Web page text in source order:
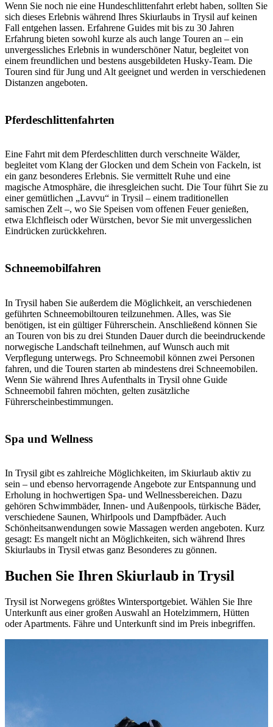
Wenn Sie noch nie eine Hundeschlittenfahrt erlebt haben, sollten Sie
sich dieses Erlebnis während Ihres Skiurlaubs in Trysil auf keinen
Fall entgehen lassen. Erfahrene Guides mit bis zu 30 Jahren
Erfahrung bieten sowohl kurze als auch lange Touren an – ein
unvergessliches Erlebnis in wunderschöner Natur, begleitet von
einem freundlichen und bestens ausgebildeten Husky-Team. Die
Touren sind für Jung und Alt geeignet und werden in verschiedenen
Distanzen angeboten.
Pferdeschlittenfahrten
Eine Fahrt mit dem Pferdeschlitten durch verschneite Wälder,
begleitet vom Klang der Glocken und dem Schein von Fackeln, ist
ein ganz besonderes Erlebnis. Sie vermittelt Ruhe und eine
magische Atmosphäre, die ihresgleichen sucht. Die Tour führt Sie zu
einer gemütlichen „Lavvu“ in Trysil – einem traditionellen
samischen Zelt –, wo Sie Speisen vom offenen Feuer genießen,
etwa Elchfleisch oder Würstchen, bevor Sie mit unvergesslichen
Eindrücken zurückkehren.
Schneemobilfahren
In Trysil haben Sie außerdem die Möglichkeit, an verschiedenen
geführten Schneemobiltouren teilzunehmen. Alles, was Sie
benötigen, ist ein gültiger Führerschein. Anschließend können Sie
an Touren von bis zu drei Stunden Dauer durch die beeindruckende
norwegische Landschaft teilnehmen, auf Wunsch auch mit
Verpflegung unterwegs. Pro Schneemobil können zwei Personen
fahren, und die Touren starten ab mindestens drei Schneemobilen.
Wenn Sie während Ihres Aufenthalts in Trysil ohne Guide
Schneemobil fahren möchten, gelten zusätzliche
Führerscheinbestimmungen.
Spa und Wellness
In Trysil gibt es zahlreiche Möglichkeiten, im Skiurlaub aktiv zu
sein – und ebenso hervorragende Angebote zur Entspannung und
Erholung in hochwertigen Spa- und Wellnessbereichen. Dazu
gehören Schwimmbäder, Innen- und Außenpools, türkische Bäder,
verschiedene Saunen, Whirlpools und Dampfbäder. Auch
Schönheitsanwendungen sowie Massagen werden angeboten. Kurz
gesagt: Es mangelt nicht an Möglichkeiten, sich während Ihres
Skiurlaubs in Trysil etwas ganz Besonderes zu gönnen.
Buchen Sie Ihren Skiurlaub in Trysil
Trysil ist Norwegens größtes Wintersportgebiet. Wählen Sie Ihre
Unterkunft aus einer großen Auswahl an Hotelzimmern, Hütten
oder Apartments. Fähre und Unterkunft sind im Preis inbegriffen.